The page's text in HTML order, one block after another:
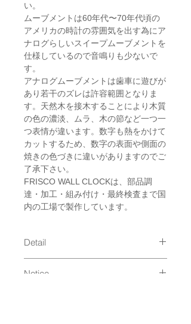
い。
ムーブメントは60年代〜70年代頃の
アメリカの時計の雰囲気を出す為にア
ナログらしいスイープムーブメントを
仕様しているので音鳴りも少ないで
す。
アナログムーブメントは歯車に遊びが
あり若干のズレは許容範囲となりま
す。天然木を接木することにより木質
の色の濃淡、ムラ、木の節など一つ一
つ表情が違います。数字も熱をかけて
カットするため、数字の表面や側面の
焼きの色づきに違いがありますのでご
了承下さい。
FRISCO WALL CLOCKは、部品調
達・加工・組み付け・最終検査まで国
内の工場で製作しています。
Detail
material : Natural Wood Frame,
Notice